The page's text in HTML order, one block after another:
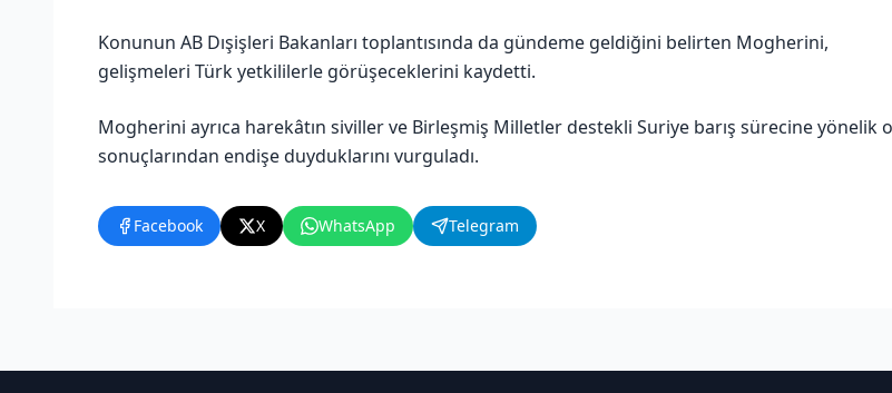
Konunun AB Dışişleri Bakanları toplantısında da gündeme geldiğini belirten Mogherini,
gelişmeleri Türk yetkililerle görüşeceklerini kaydetti.
Mogherini ayrıca harekâtın siviller ve Birleşmiş Milletler destekli Suriye barış sürecine yönelik
sonuçlarından endişe duyduklarını vurguladı.
Facebook X WhatsApp Telegram